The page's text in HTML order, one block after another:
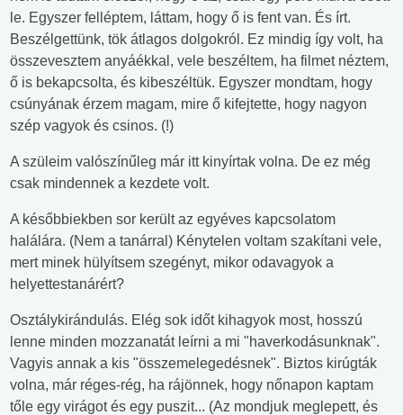
le. Egyszer felléptem, láttam, hogy ő is fent van. És írt.
Beszélgettünk, tök átlagos dolgokról. Ez mindig így volt, ha
összevesztem anyáékkal, vele beszéltem, ha filmet néztem,
ő is bekapcsolta, és kibeszéltük. Egyszer mondtam, hogy
csúnyának érzem magam, mire ő kifejtette, hogy nagyon
szép vagyok és csinos. (!)
A szüleim valószínűleg már itt kinyírtak volna. De ez még
csak mindennek a kezdete volt.
A későbbiekben sor került az egyéves kapcsolatom
halálára. (Nem a tanárral) Kénytelen voltam szakítani vele,
mert minek hülyítsem szegényt, mikor odavagyok a
helyettestanárért?
Osztálykirándulás. Elég sok időt kihagyok most, hosszú
lenne minden mozzanatát leírni a mi "haverkodásunknak".
Vagyis annak a kis "összemelegedésnek". Biztos kirúgták
volna, már réges-rég, ha rájönnek, hogy nőnapon kaptam
tőle egy virágot és egy puszit... (Az mondjuk meglepett, és